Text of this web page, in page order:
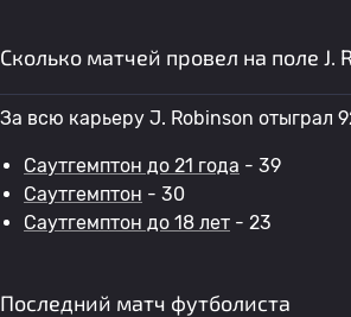
Сколько матчей провел на поле J.
За всю карьеру J. Robinson отыграл
Саутгемптон до 21 года - 39
Саутгемптон - 30
Саутгемптон до 18 лет - 23
Последний матч футболиста